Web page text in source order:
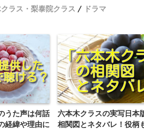
ラス・梨泰院クラス ドラマ
うた声は何話
経緯や理由に
六本木クラスの実写日本
相関図とネタバレ！役柄